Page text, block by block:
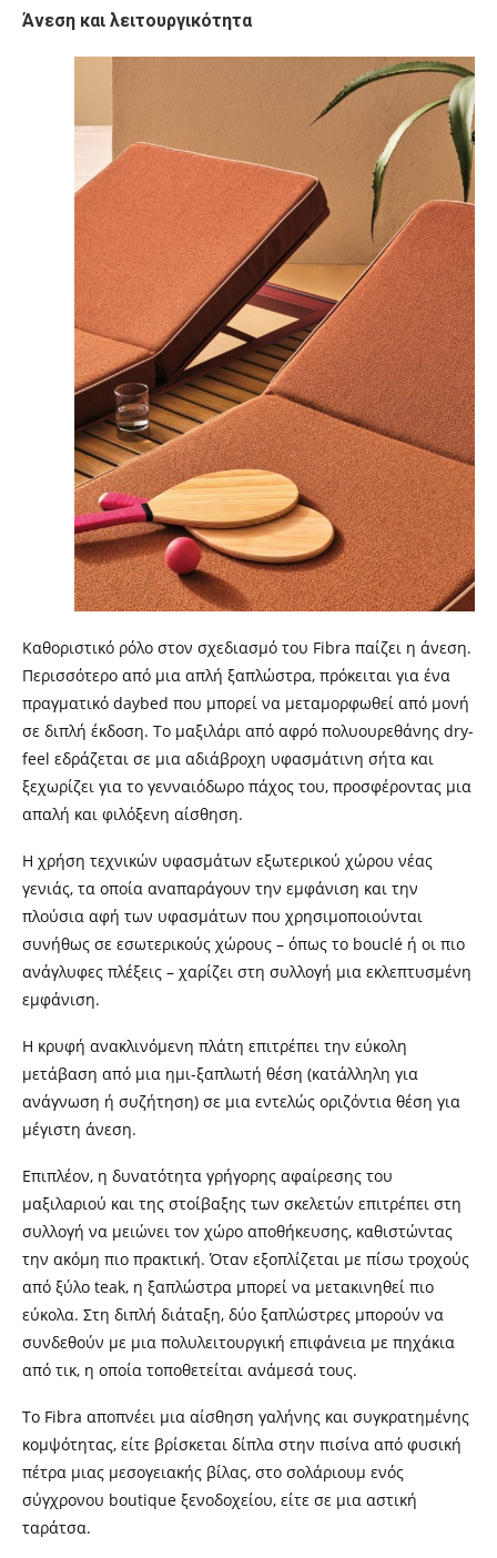
Άνεση και λειτουργικότητα
Καθοριστικό ρόλο στον σχεδιασμό του Fibra παίζει η άνεση.
Περισσότερο από μια απλή ξαπλώστρα, πρόκειται για ένα
πραγματικό daybed που μπορεί να μεταμορφωθεί από μονή
σε διπλή έκδοση. Το μαξιλάρι από αφρό πολυουρεθάνης dry-
feel εδράζεται σε μια αδιάβροχη υφασμάτινη σήτα και
ξεχωρίζει για το γενναιόδωρο πάχος του, προσφέροντας μια
απαλή και φιλόξενη αίσθηση.
Η χρήση τεχνικών υφασμάτων εξωτερικού χώρου νέας
γενιάς, τα οποία αναπαράγουν την εμφάνιση και την
πλούσια αφή των υφασμάτων που χρησιμοποιούνται
συνήθως σε εσωτερικούς χώρους – όπως το bouclé ή οι πιο
ανάγλυφες πλέξεις – χαρίζει στη συλλογή μια εκλεπτυσμένη
εμφάνιση.
Η κρυφή ανακλινόμενη πλάτη επιτρέπει την εύκολη
μετάβαση από μια ημι-ξαπλωτή θέση (κατάλληλη για
ανάγνωση ή συζήτηση) σε μια εντελώς οριζόντια θέση για
μέγιστη άνεση.
Επιπλέον, η δυνατότητα γρήγορης αφαίρεσης του
μαξιλαριού και της στοίβαξης των σκελετών επιτρέπει στη
συλλογή να μειώνει τον χώρο αποθήκευσης, καθιστώντας
την ακόμη πιο πρακτική. Όταν εξοπλίζεται με πίσω τροχούς
από ξύλο teak, η ξαπλώστρα μπορεί να μετακινηθεί πιο
εύκολα. Στη διπλή διάταξη, δύο ξαπλώστρες μπορούν να
συνδεθούν με μια πολυλειτουργική επιφάνεια με πηχάκια
από τικ, η οποία τοποθετείται ανάμεσά τους.
Το Fibra αποπνέει μια αίσθηση γαλήνης και συγκρατημένης
κομψότητας, είτε βρίσκεται δίπλα στην πισίνα από φυσική
πέτρα μιας μεσογειακής βίλας, στο σολάριουμ ενός
σύγχρονου boutique ξενοδοχείου, είτε σε μια αστική
ταράτσα.